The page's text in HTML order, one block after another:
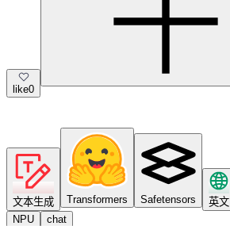
like0
文本生成 Transformers Safetensors 英文
NPU
chat